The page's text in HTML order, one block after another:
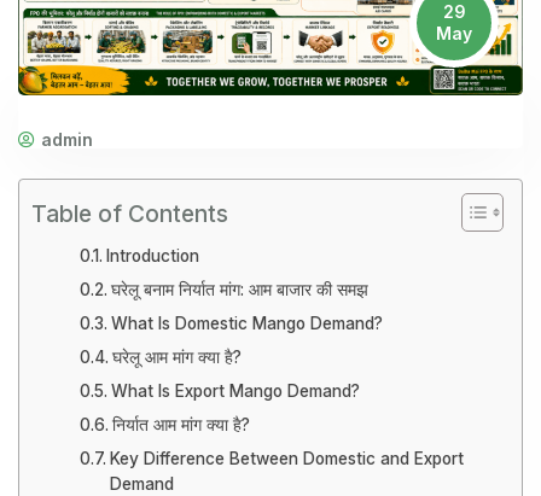
29
May
admin
Table of Contents
Introduction
घरेलू बनाम निर्यात मांग: आम बाजार की समझ
What Is Domestic Mango Demand?
घरेलू आम मांग क्या है?
What Is Export Mango Demand?
निर्यात आम मांग क्या है?
Key Difference Between Domestic and Export
Demand